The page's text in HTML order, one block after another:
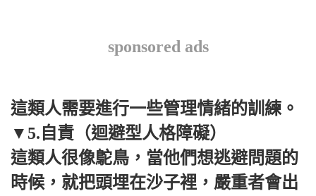
sponsored ads
這類人需要進行一些管理情緒的訓練。
▼5.自責（迴避型人格障礙）
這類人很像鴕鳥，當他們想逃避問題的
時候，就把頭埋在沙子裡，嚴重者會出